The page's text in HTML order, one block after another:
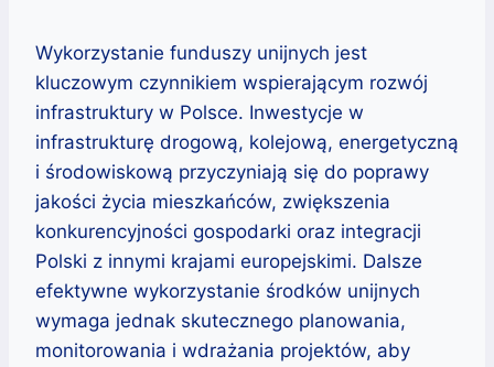
Wykorzystanie funduszy unijnych jest
kluczowym czynnikiem wspierającym rozwój
infrastruktury w Polsce. Inwestycje w
infrastrukturę drogową, kolejową, energetyczną
i środowiskową przyczyniają się do poprawy
jakości życia mieszkańców, zwiększenia
konkurencyjności gospodarki oraz integracji
Polski z innymi krajami europejskimi. Dalsze
efektywne wykorzystanie środków unijnych
wymaga jednak skutecznego planowania,
monitorowania i wdrażania projektów, aby